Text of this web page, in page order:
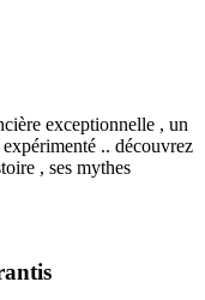
exceptionnelle , un
.. découvrez
, ses mythes